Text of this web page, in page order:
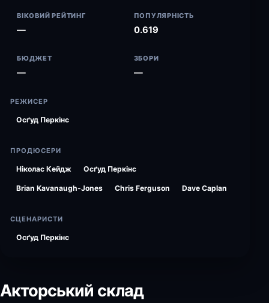
ВІКОВИЙ РЕЙТИНГ
—
ПОПУЛЯРНІСТЬ
0.619
БЮДЖЕТ
—
ЗБОРИ
—
РЕЖИСЕР
Осґуд Перкінс
ПРОДЮСЕРИ
Ніколас Кейдж Осґуд Перкінс
Brian Kavanaugh-Jones Chris Ferguson Dave Caplan
СЦЕНАРИСТИ
Осґуд Перкінс
Акторський склад